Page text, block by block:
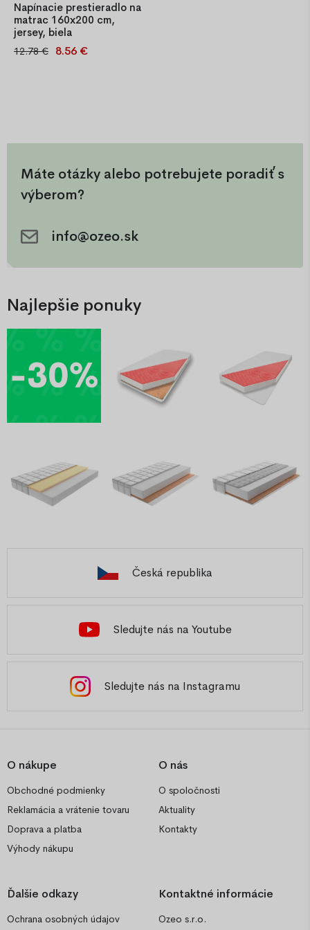
Napínacie prestieradlo na
matrac 160x200 cm,
jersey, biela
Napínacie prestieradlo
12.78 € 8.56 €
Máte otázky alebo potrebujete poradiť s
výberom?
info@ozeo.sk
Najlepšie ponuky
Česká republika
Sledujte nás na Youtube
Sledujte nás na Instagramu
O nákupe
Obchodné podmienky
Reklamácia a vrátenie tovaru
Doprava a platba
Výhody nákupu
O nás
O spoločnosti
Aktuality
Kontakty
Ďalšie odkazy
Ochrana osobných údajov
Kontaktné informácie
Ozeo s.r.o.